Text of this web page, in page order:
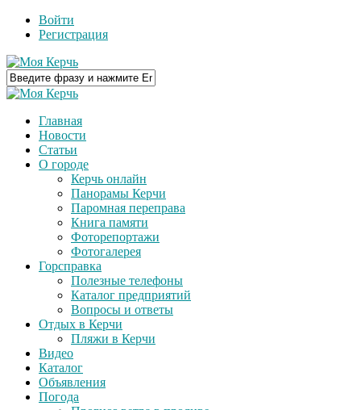
Войти
Регистрация
Главная
Новости
Статьи
О городе
Керчь онлайн
Панорамы Керчи
Паромная переправа
Книга памяти
Фоторепортажи
Фотогалерея
Горсправка
Полезные телефоны
Каталог предприятий
Вопросы и ответы
Отдых в Керчи
Пляжи в Керчи
Видео
Каталог
Объявления
Погода